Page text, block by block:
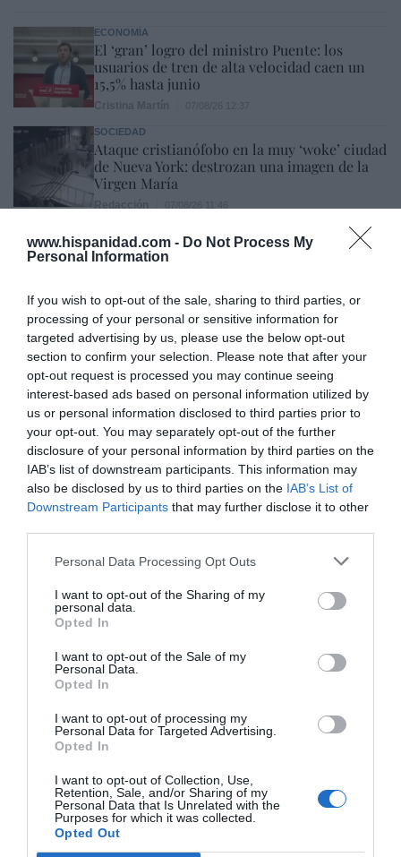
www.hispanidad.com - Do Not Process My
Personal Information
If you wish to opt-out of the sale, sharing to third parties, or
processing of your personal or sensitive information for
targeted advertising by us, please use the below opt-out
section to confirm your selection. Please note that after your
opt-out request is processed you may continue seeing
interest-based ads based on personal information utilized by
us or personal information disclosed to third parties prior to
your opt-out. You may separately opt-out of the further
disclosure of your personal information by third parties on the
IAB’s list of downstream participants. This information may
also be disclosed by us to third parties on the IAB’s List of
Downstream Participants that may further disclose it to other
Personal Data Processing Opt Outs
I want to opt-out of the Sharing of my
personal data.
Opted In
I want to opt-out of the Sale of my
Personal Data.
Opted In
I want to opt-out of processing my
Personal Data for Targeted Advertising.
Opted In
I want to opt-out of Collection, Use,
Retention, Sale, and/or Sharing of my
Personal Data that Is Unrelated with the
Purposes for which it was collected.
Opted Out
ECONOMÍA
El ‘gran’ logro del ministro Puente: los
usuarios de tren de alta velocidad caen un
15,5% hasta junio
SOCIEDAD
Ataque cristianófobo en la muy ‘woke’ ciudad
de Nueva York: destrozan una imagen de la
Virgen María
historia, de poner la verdadera, de
desmontar la falsificación, es un trabajo
cristiano"
por Hispanidad
Artículos anteriores
DIARIO DE LA CORRUPCIÓN SANCHISTA
Diario de la corrupción sanchista. Hazte
Oír se manifiesta delante de La Mareta:
“Pedro Sánchez es un criminal”
por Redacción
Enormes minucias
por Eulogio López